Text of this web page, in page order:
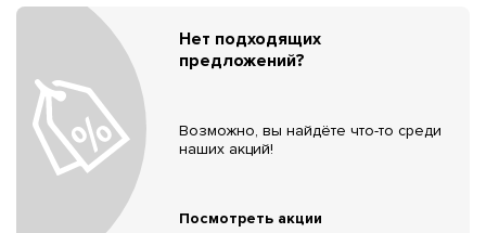
Нет подходящих
предложений?
Возможно, вы найдёте что-то среди
наших акций!
Посмотреть акции